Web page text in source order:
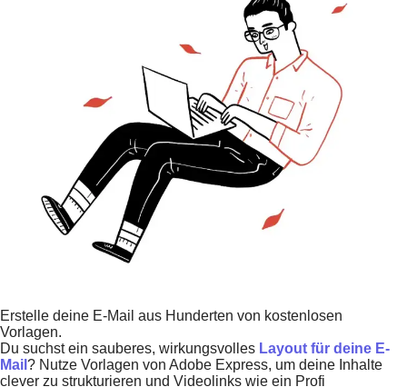
Erstelle deine E-Mail aus Hunderten von kostenlosen
Vorlagen.
Du suchst ein sauberes, wirkungsvolles Layout für deine E-
Mail ? Nutze Vorlagen von Adobe Express, um deine Inhalte
clever zu strukturieren und Videolinks wie ein Profi